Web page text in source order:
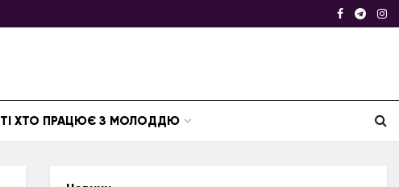
ТІ ХТО ПРАЦЮЄ З МОЛОДДЮ